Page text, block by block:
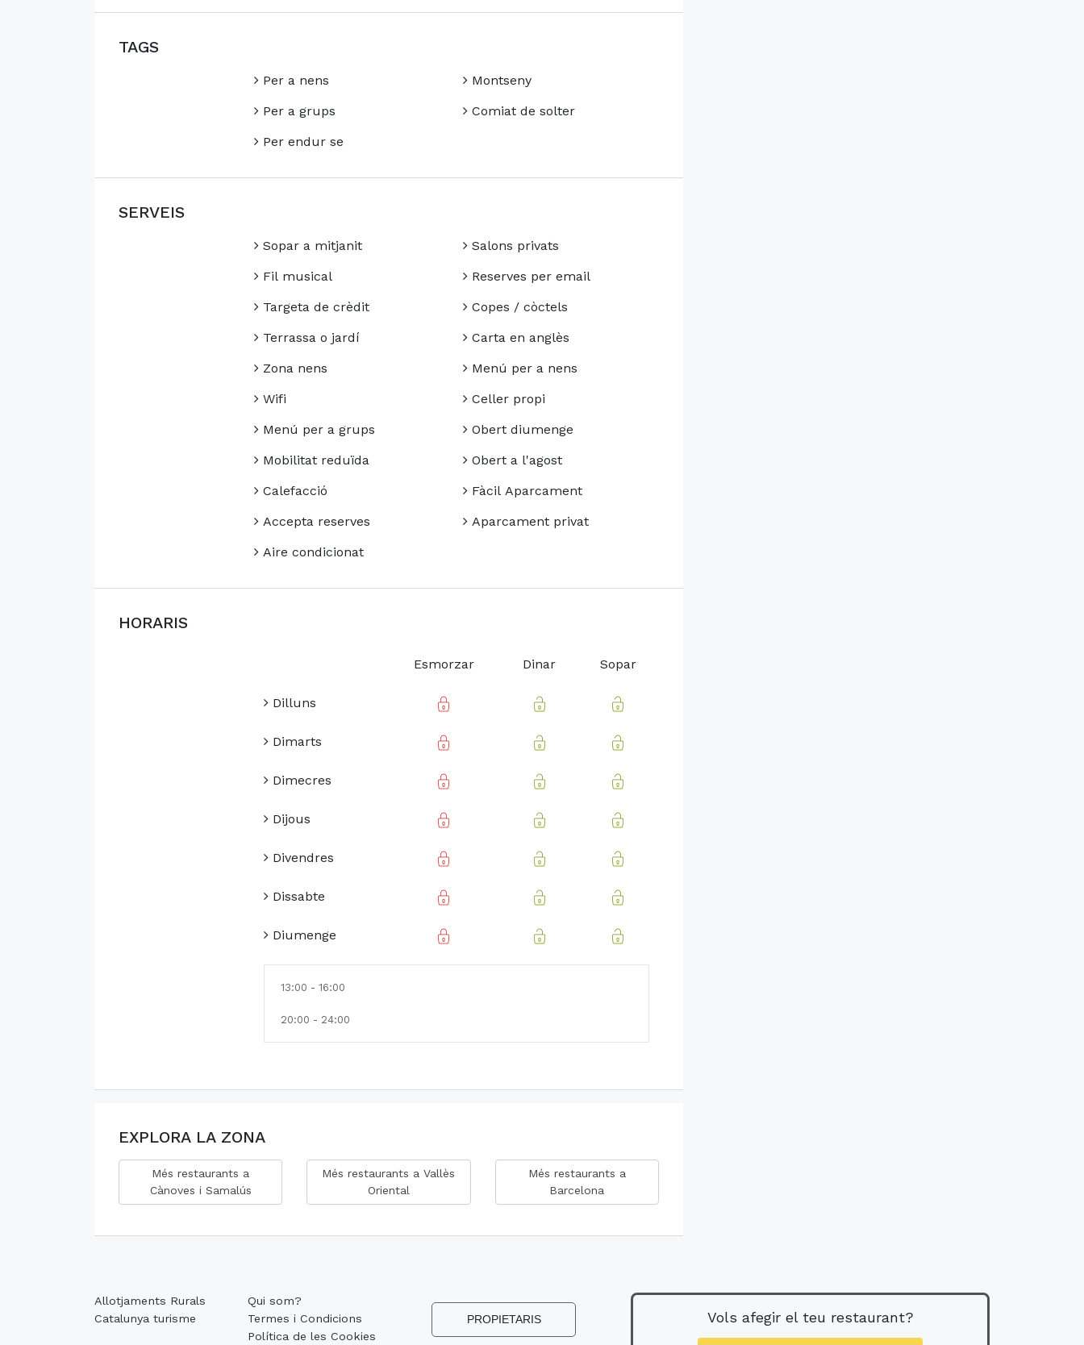
TAGS
Per a nens
Per a grups
Per endur se
Montseny
Comiat de solter
SERVEIS
Sopar a mitjanit
Fil musical
Targeta de crèdit
Terrassa o jardí
Zona nens
Wifi
Menú per a grups
Mobilitat reduïda
Calefacció
Accepta reserves
Aire condicionat
Salons privats
Reserves per email
Copes / còctels
Carta en anglès
Menú per a nens
Celler propi
Obert diumenge
Obert a l'agost
Fàcil Aparcament
Aparcament privat
HORARIS
Esmorzar Dinar Sopar
Dilluns
Dimarts
Dimecres
Dijous
Divendres
Dissabte
Diumenge
13:00 - 16:00
20:00 - 24:00
EXPLORA LA ZONA
Més restaurants a
Cànoves i Samalús
Més restaurants a Vallès
Oriental
Més restaurants a
Barcelona
Allotjaments Rurals
Catalunya turisme
Qui som?
Termes i Condicions
Política de les Cookies
PROPIETARIS Vols afegir el teu restaurant?